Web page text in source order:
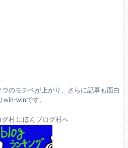
のモチベが上がり、さらに記事も面白
win-winです。